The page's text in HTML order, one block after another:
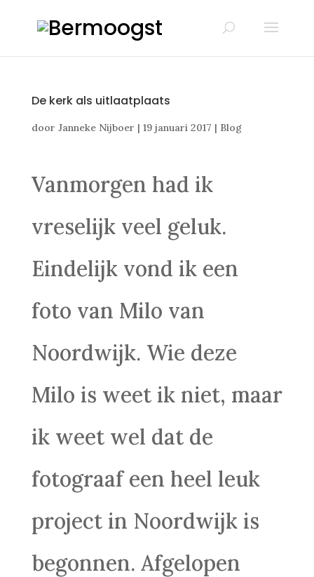
De kerk als uitlaatplaats
door Janneke Nijboer | 19 januari 2017 | Blog
Vanmorgen had ik
vreselijk veel geluk.
Eindelijk vond ik een
foto van Milo van
Noordwijk. Wie deze
Milo is weet ik niet, maar
ik weet wel dat de
fotograaf een heel leuk
project in Noordwijk is
begonnen. Afgelopen